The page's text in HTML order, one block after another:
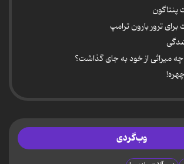
ترور بارون ترامپ
وب‌گردی